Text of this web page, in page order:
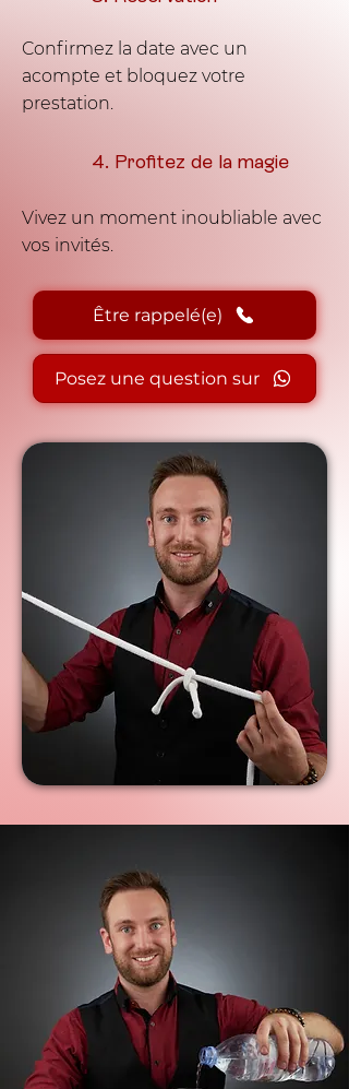
Confirmez la date avec un
acompte et bloquez votre
prestation.
4. Profitez de la magie
Vivez un moment inoubliable avec
vos invités.
Être rappelé(e)
Posez une question sur